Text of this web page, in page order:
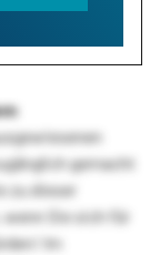
gemacht
zu dieser
Sie sich für
Im